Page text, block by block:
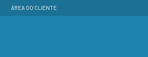
ÁREA DO CLIENTE